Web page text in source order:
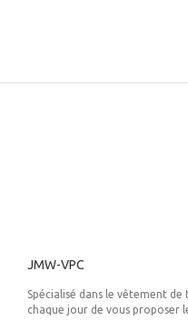
JMW-VPC
Spécialisé dans le vêtement
chaque jour de vous proposer